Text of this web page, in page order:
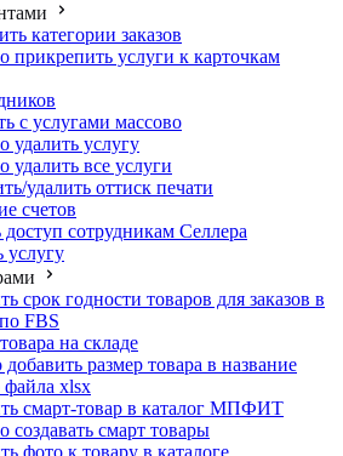
категории заказов
прикрепить услуги к карточкам
с услугами массово
удалить услугу
удалить все услуги
удалить оттиск печати
счетов
сотрудникам Селлера
услугу
срок годности товаров для заказов в
FBS
на складе
размер товара в название
xlsx
смарт-товар в каталог МПФИТ
создавать смарт товары
фото к товару в каталоге